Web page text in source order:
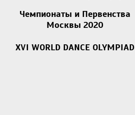
Чемпионаты и Первенства
Москвы 2020
XVI WORLD DANCE OLYMPIAD